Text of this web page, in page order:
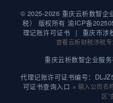
© 2025-2026 重庆云析数智企
税） 版权所有渝ICP备
理记账许可证书
| 重庆市涉
查看云析财税涉税
重庆云析数智企业服务
代理记账许可证书编号：
可证书查询入口 ※ 输入公司名
区”